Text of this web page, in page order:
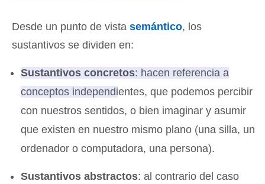
Desde un punto de vista semántico, los
sustantivos se dividen en:
Sustantivos concretos: hacen referencia a
conceptos independientes, que podemos percibir
con nuestros sentidos, o bien imaginar y asumir
que existen en nuestro mismo plano (una silla, un
ordenador o computadora, una persona).
Sustantivos abstractos: al contrario del caso